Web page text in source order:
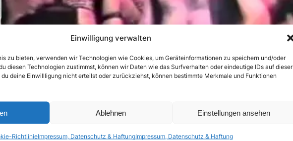
Einwilligung verwalten
zu bieten, verwenden wir Technologien wie Cookies, um Geräteinformationen zu speichern und/oder
diesen Technologien zustimmst, können wir Daten wie das Surfverhalten oder eindeutige IDs auf dieser
du deine Einwillligung nicht erteilst oder zurückziehst, können bestimmte Merkmale und Funktionen
Ablehnen Einstellungen ansehen
RichtlinieImpressum, Datenschutz & HaftungImpressum, Datenschutz & Haftung